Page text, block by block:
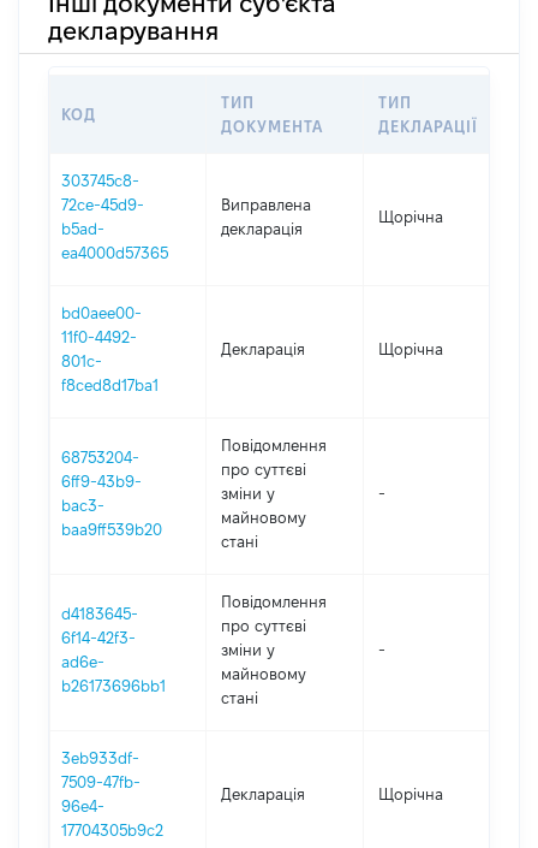
декларування
КОД
ТИП
ДОКУМЕНТА
ТИП
ДЕКЛАРАЦІЇ
303745c8-
72ce-45d9-
b5ad-
ea4000d57365
Виправлена
декларація
Щорічна
bd0aee00-
11f0-4492-
801c-
f8ced8d17ba1
Декларація Щорічна
68753204-
6ff9-43b9-
bac3-
baa9ff539b20
Повідомлення
про суттєві
зміни y
майновому
стані
-
d4183645-
6f14-42f3-
ad6e-
b26173696bb1
Повідомлення
про суттєві
зміни y
майновому
стані
-
3eb933df-
7509-47fb-
96e4-
17704305b9c2
Декларація Щорічна